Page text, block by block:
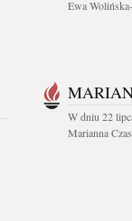
Ewa
W dniu 22
Marianna